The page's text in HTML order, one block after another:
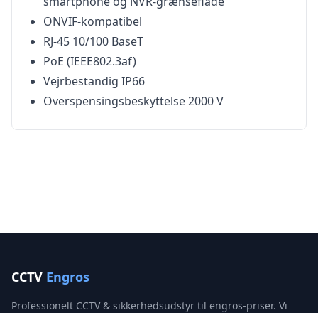
ONVIF-kompatibel
RJ-45 10/100 BaseT
PoE (IEEE802.3af)
Vejrbestandig IP66
Overspensingsbeskyttelse 2000 V
CCTV Engros
Professionelt CCTV & sikkerhedsudstyr til engros-priser. Vi